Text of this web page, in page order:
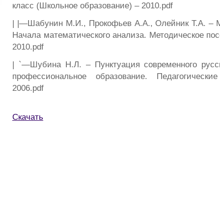
класс (Школьное образование) – 2010.pdf
| |—Шабунин М.И., Прокофьев А.А., Олейник Т.А. –
Начала математического анализа. Методическое
2010.pdf
| `—Шубина Н.Л. – Пунктуация современного
профессиональное образование.
2006.pdf
Скачать